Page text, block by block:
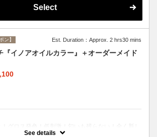
Select
ン】 Est. Duration：Approx. 2 hrs30 mins
『イノアオイルカラー』＋オーダーメイド
ルカラーのセットメニュー☆
See details